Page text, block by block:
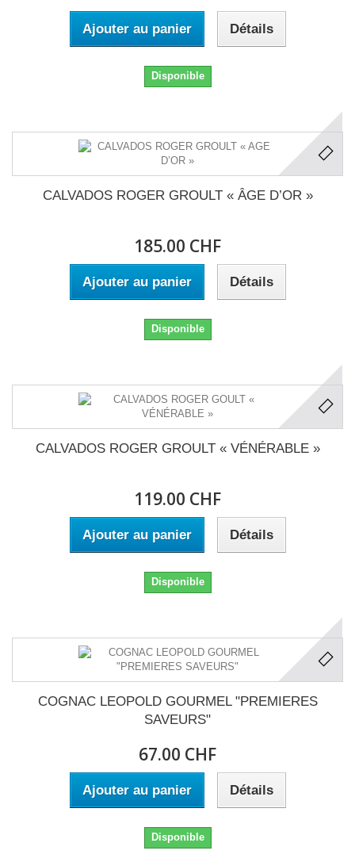
Ajouter au panier Détails
Disponible
CALVADOS ROGER GROULT « ÂGE D’OR »
185.00 CHF
Ajouter au panier Détails
Disponible
CALVADOS ROGER GROULT « VÉNÉRABLE »
119.00 CHF
Ajouter au panier Détails
Disponible
COGNAC LEOPOLD GOURMEL "PREMIERES
SAVEURS"
67.00 CHF
Ajouter au panier Détails
Disponible